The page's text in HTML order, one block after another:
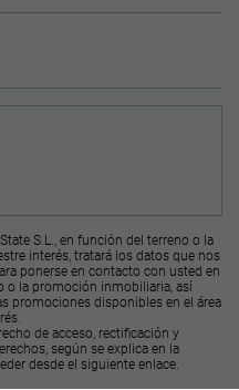
S.L., en función del terreno o la
interés, tratará los datos que nos
ponerse en contacto con usted en
o la promoción inmobiliaria, así
promociones disponibles en el área
de acceso, rectificación y
según se explica en la
desde el siguiente enlace